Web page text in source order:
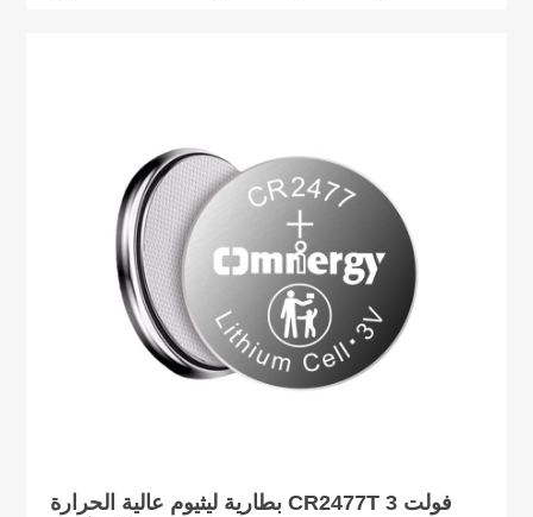
بطارية ليثيوم عالية الحرارة CR2477T 3 فولت